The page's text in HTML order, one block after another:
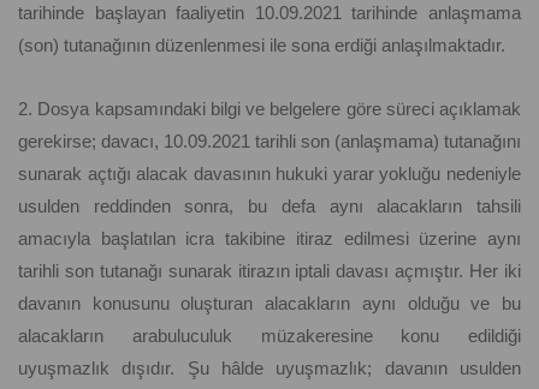
tarihinde başlayan faaliyetin 10.09.2021 tarihinde anlaşmama
(son) tutanağının düzenlenmesi ile sona erdiği anlaşılmaktadır.
2. Dosya kapsamındaki bilgi ve belgelere göre süreci açıklamak
gerekirse; davacı, 10.09.2021 tarihli son (anlaşmama) tutanağını
sunarak açtığı alacak davasının hukuki yarar yokluğu nedeniyle
usulden reddinden sonra, bu defa aynı alacakların tahsili
amacıyla başlatılan icra takibine itiraz edilmesi üzerine aynı
tarihli son tutanağı sunarak itirazın iptali davası açmıştır. Her iki
davanın konusunu oluşturan alacakların aynı olduğu ve bu
alacakların arabuluculuk müzakeresine konu edildiği
uyuşmazlık dışıdır. Şu hâlde uyuşmazlık; davanın usulden